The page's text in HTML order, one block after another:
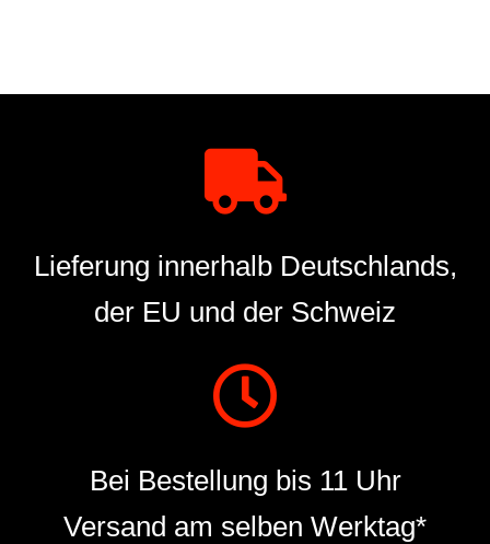
Lieferung innerhalb Deutschlands,
der EU und der Schweiz
Bei Bestellung bis 11 Uhr
Versand am selben Werktag*